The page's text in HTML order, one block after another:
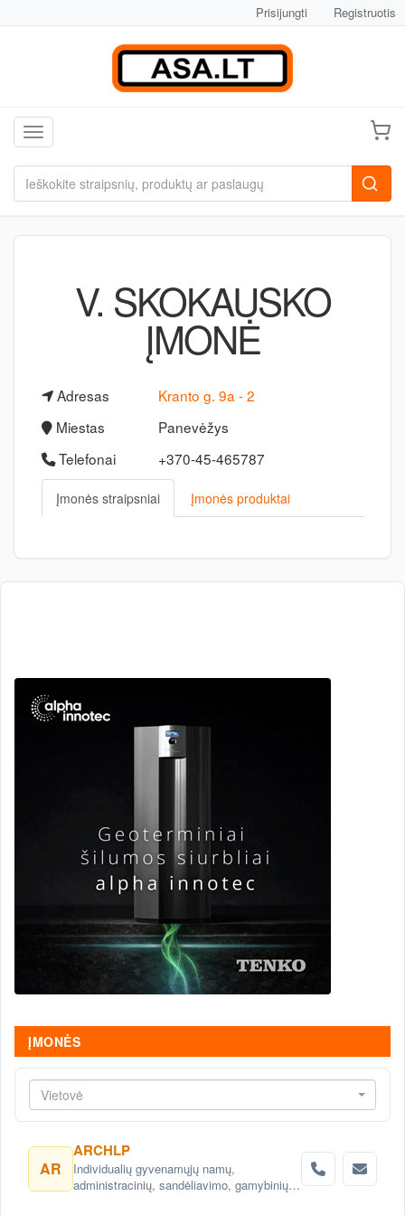
Prisijungti Registruotis
Toggle navigation
V. SKOKAUSKO
ĮMONĖ
Adresas
Kranto g. 9a - 2
Miestas
Panevėžys
Telefonai
+370-45-465787
Įmonės straipsniai Įmonės produktai
ĮMONĖS
Vietovė
AR
ARCHLP
Individualių gyvenamųjų namų,
administracinių, sandėliavimo, gamybinių